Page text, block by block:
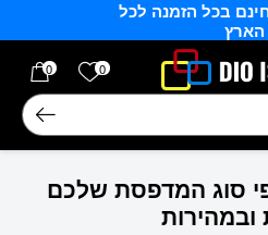
בכל הזמנה לכל
הארץ
0 הרשימה
0
סוג המדפסת שלכם
ובמהירות